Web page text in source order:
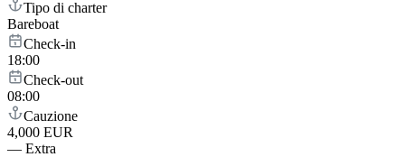
Tipo di charter
Bareboat
Check-in
18:00
Check-out
08:00
Cauzione
4,000 EUR
— Extra